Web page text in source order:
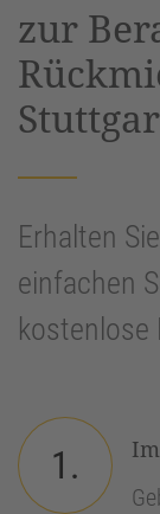
zur
Erhalten
einfachen
kostenlose
1.